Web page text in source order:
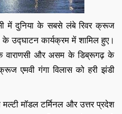
में दुनिया के सबसे लंबे रिवर क्रूज
के उद्घाटन कार्यक्रम में शामिल हुए।
के वाराणसी और असम के डिब्रूगढ़ के
एमवी गंगा विलास को हरी झंडी
मॉडल टर्मिनल और उत्तर प्रदेश